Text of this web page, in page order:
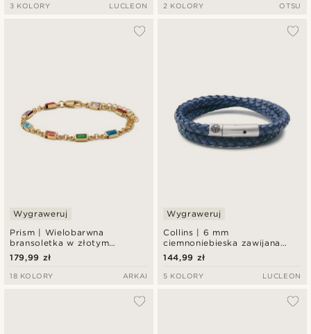
3 KOLORY LUCLEON 2 KOLORY OTSU
Prism | Wielobarwna
bransoletka w złotym
odcieniu z kryształowego
szkła
Wygraweruj
179,99 zł
18 KOLORY ARKAI
Collins | 6 mm
ciemnoniebieska zawijana
bransoletka skórzana
Wygraweruj
144,99 zł
5 KOLORY LUCLEON